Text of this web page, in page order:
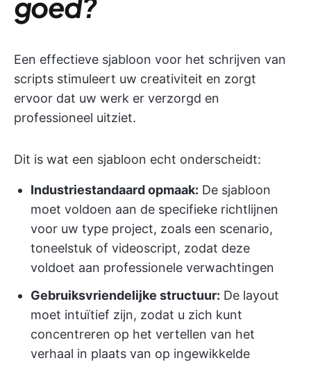
Een effectieve sjabloon voor het schrijven van
scripts stimuleert uw creativiteit en zorgt
ervoor dat uw werk er verzorgd en
professioneel uitziet.
Dit is wat een sjabloon echt onderscheidt:
Industriestandaard opmaak: De sjabloon
moet voldoen aan de specifieke richtlijnen
voor uw type project, zoals een scenario,
toneelstuk of videoscript, zodat deze
voldoet aan professionele verwachtingen
Gebruiksvriendelijke structuur: De layout
moet intuïtief zijn, zodat u zich kunt
concentreren op het vertellen van het
verhaal in plaats van op ingewikkelde